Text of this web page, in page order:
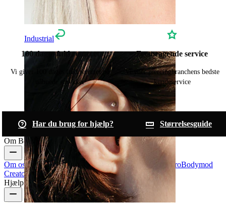
Industrial
100 dages fuld returret
Vi giver 100 dages fuld returret på
uåbnede smykker
Fremragende service
Vi yder piercingbranchens bedste
kundeservice
Har du brug for hjælp?
Størrelsesguide
Om Bodymod
Om osBlogHandelsbetingelser Kontakt os Bodymod ProBodymod
Creators Bodymod-anmeldelser
Hjælp & info